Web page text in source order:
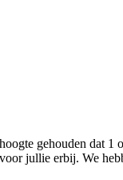
gehouden dat
jullie erbij. We